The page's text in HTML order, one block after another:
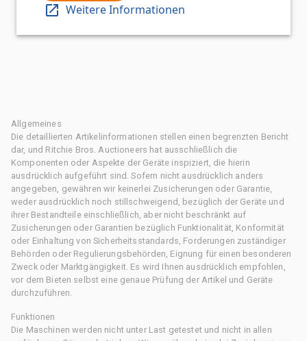
Weitere Informationen
Allgemeines
Die detaillierten Artikelinformationen stellen einen begrenzten Bericht
dar, und Ritchie Bros. Auctioneers hat ausschließlich die
Komponenten oder Aspekte der Geräte inspiziert, die hierin
ausdrücklich aufgeführt sind. Sofern nicht ausdrücklich anders
angegeben, gewähren wir keinerlei Zusicherungen oder Garantie,
weder ausdrücklich noch stillschweigend, bezüglich der Geräte und
ihrer Bestandteile einschließlich, aber nicht beschränkt auf
Zusicherungen oder Garantien bezüglich Funktionalität, Konformität
oder Einhaltung von Sicherheitsstandards, Forderungen zuständiger
Behörden oder Regulierungsbehörden, Eignung für einen besonderen
Zweck oder Marktgängigkeit. Es wird Ihnen ausdrücklich empfohlen,
vor dem Bieten selbst eine genaue Prüfung der Artikel und Geräte
durchzuführen.
Funktionen
Die Maschinen werden nicht unter Last getestet und nicht in allen